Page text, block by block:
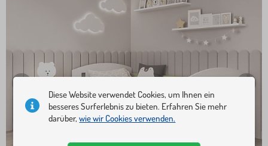
Diese Website verwendet Cookies, um Ihnen ein
besseres Surferlebnis zu bieten. Erfahren Sie mehr
darüber,wie wir Cookies verwenden.